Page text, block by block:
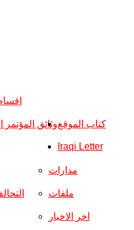
وثائق
مدارات
ملفات
اخر الاخبار
كتاب الموقع
Iraqi Letter